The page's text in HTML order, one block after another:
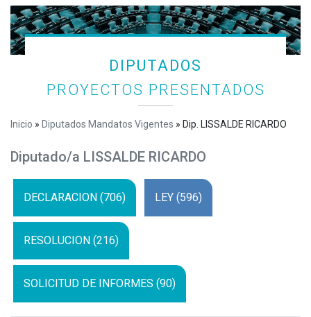
DIPUTADOS
PROYECTOS PRESENTADOS
Inicio » Diputados Mandatos Vigentes » Dip. LISSALDE RICARDO
Diputado/a LISSALDE RICARDO
DECLARACION (706) LEY (596)
RESOLUCION (216)
SOLICITUD DE INFORMES (90)